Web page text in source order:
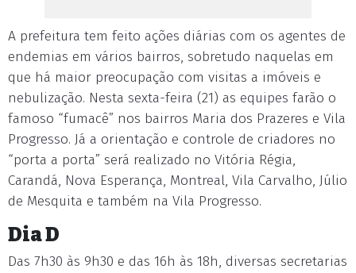
A prefeitura tem feito ações diárias com os agentes de
endemias em vários bairros, sobretudo naquelas em
que há maior preocupação com visitas a imóveis e
nebulização. Nesta sexta-feira (21) as equipes farão o
famoso “fumacê” nos bairros Maria dos Prazeres e Vila
Progresso. Já a orientação e controle de criadores no
“porta a porta” será realizado no Vitória Régia,
Carandá, Nova Esperança, Montreal, Vila Carvalho, Júlio
de Mesquita e também na Vila Progresso.
Dia D
Das 7h30 às 9h30 e das 16h às 18h, diversas secretarias